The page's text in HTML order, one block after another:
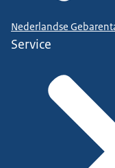
Nederlandse
Service